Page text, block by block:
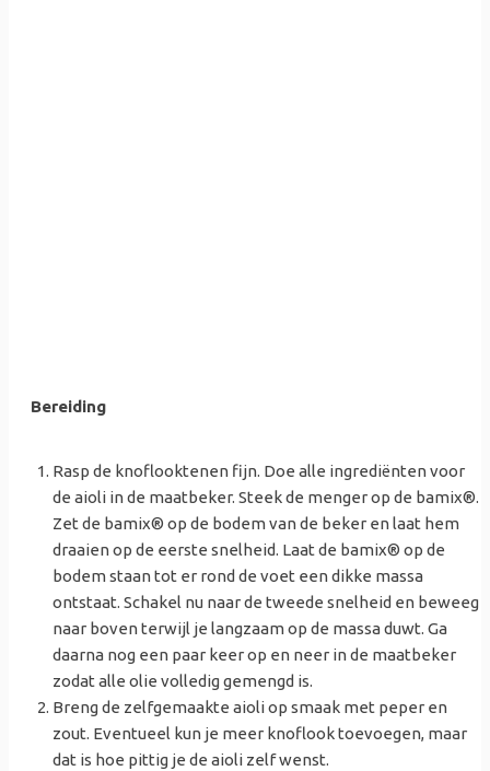
Bereiding
Rasp de knoflooktenen fijn. Doe alle ingrediënten voor
de aioli in de maatbeker. Steek de menger op de bamix®.
Zet de bamix® op de bodem van de beker en laat hem
draaien op de eerste snelheid. Laat de bamix® op de
bodem staan tot er rond de voet een dikke massa
ontstaat. Schakel nu naar de tweede snelheid en beweeg
naar boven terwijl je langzaam op de massa duwt. Ga
daarna nog een paar keer op en neer in de maatbeker
zodat alle olie volledig gemengd is.
Breng de zelfgemaakte aioli op smaak met peper en
zout. Eventueel kun je meer knoflook toevoegen, maar
dat is hoe pittig je de aioli zelf wenst.